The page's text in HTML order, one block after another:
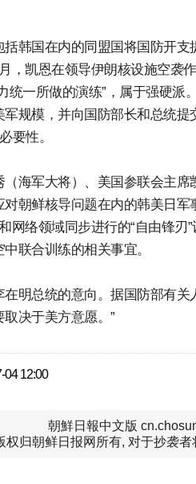
韩国在内的同盟国将国防开
，凯恩在领导伊朗核设施空袭
统一所做的演练”，属于强硬派
规模，并向国防部长和总统
要性。
海军大将）、美国参联会主
朝鲜核导问题在内的韩美日
网络领域同步进行的“自由锋刃
联合训练的相关事宜。
明总统的意向。据国防部有关
决于美方意愿。”
04 12:00
朝鮮日報中文版
权归朝鲜日报网所有, 对于抄袭